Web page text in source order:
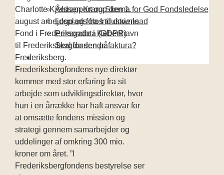
Årsrapport og Skema for God Fondsledelse
Logo og fotos til download
Persondata (GDPR)
Skal du sende faktura?
Charlotte Kjeldsen Krarup den 1.
august arbejdsplads fra Industriens
Fond i Frederiksgade i København
til Frederiksbergfonden på
Frederiksberg.
Frederiksbergfondens nye direktør
kommer med stor erfaring fra sit
arbejde som udviklingsdirektør, hvor
hun i en årrække har haft ansvar for
at omsætte fondens mission og
strategi gennem samarbejder og
uddelinger af omkring 300 mio.
kroner om året. ”I
Frederiksbergfondens bestyrelse ser